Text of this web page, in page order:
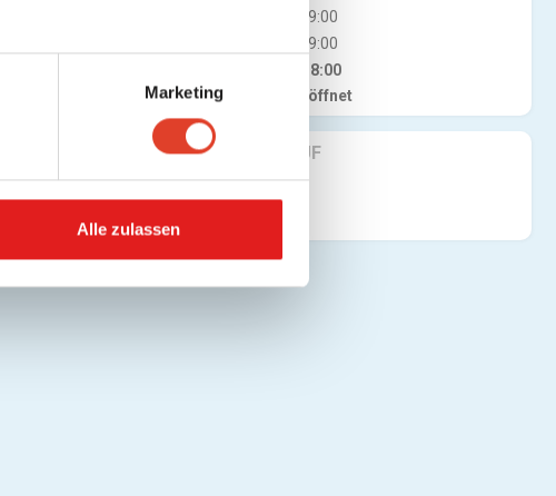
Marketing
Alle zulassen
10:30 - 19:00
10:30 - 19:00
10:30 - 18:00
Jetzt geöffnet
FINDE UNS AUF